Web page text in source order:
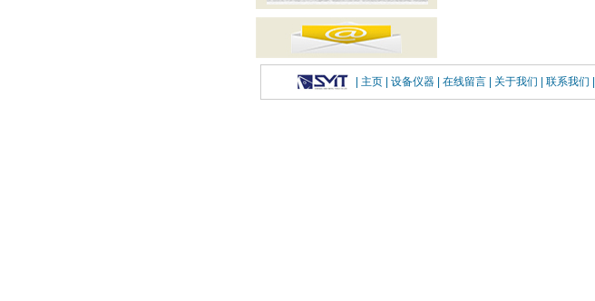
| 主页 | 设备仪器 | 在线留言 | 关于我们 | 联系我们 |